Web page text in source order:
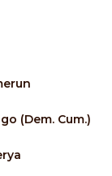
(Dem. Cum.)